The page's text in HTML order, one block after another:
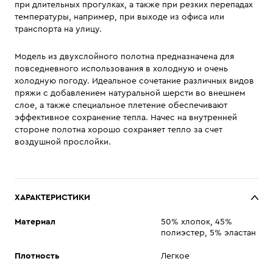
при длительных прогулках, а также при резких перепадах
температуры, например, при выходе из офиса или
транспорта на улицу.
Модель из двухслойного полотна предназначена для
повседневного использования в холодную и очень
холодную погоду. Идеальное сочетание различных видов
пряжи с добавлением натуральной шерсти во внешнем
слое, а также специальное плетение обеспечивают
эффективное сохранение тепла. Начес на внутренней
стороне полотна хорошо сохраняет тепло за счет
воздушной прослойки.
ХАРАКТЕРИСТИКИ
Материал
50% хлопок, 45%
полиэстер, 5% эластан
Плотность Легкое